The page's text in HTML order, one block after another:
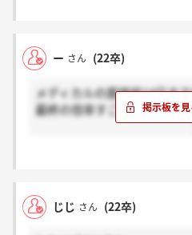
ないなって感じで結果を待
ー さん (22卒)
メディカルの面接枠14日ま
最終の倍率すごそうですね…
じじ さん (22卒)